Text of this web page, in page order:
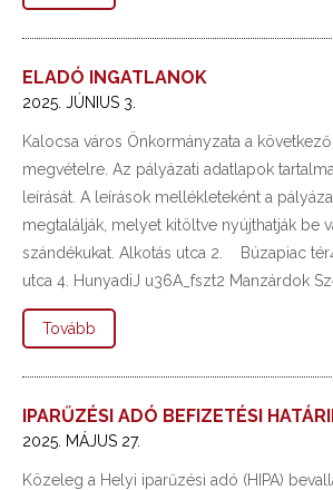
ELADÓ INGATLANOK
2025. JÚNIUS 3.
Kalocsa város Önkormányzata a
megvételre. Az pályázati adatlapok
leírását. A leírások mellékleteként a
megtalálják, melyet kitöltve nyújthatják be
szándékukat. Alkotás utca 2. Búzapiac
utca 4. HunyadiJ u36A_fszt2 Manzárdok
Tovább
IPARŰZÉSI ADÓ BEFIZETÉSI
2025. MÁJUS 27.
Közeleg a Helyi iparűzési adó (HIPA)